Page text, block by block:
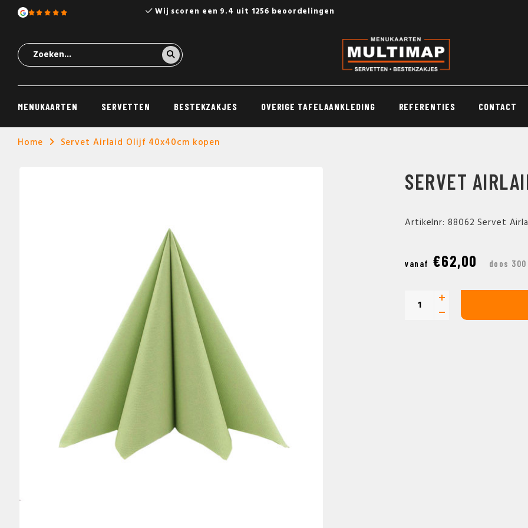
Wij scoren een 9.4 uit 1256 beoordelingen
MENUKAARTEN SERVETTEN BESTEKZAKJES OVERIGE TAFELAANKLEDING REFERENTIES CONTACT
Home Servet Airlaid Olijf 40x40cm kopen
SERVET
Artikelnr: 88062 Servet
vanaf €62,00 doos